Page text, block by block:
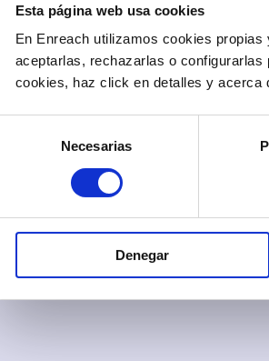
Esta página web usa cookies
En Enreach utilizamos cookies
aceptarlas, rechazarlas o
cookies, haz click en detalles y acerca
consentimiento
Necesarias
Denegar